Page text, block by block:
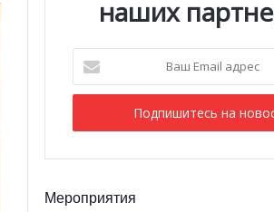
наших
Email
адрес
Мероприятия